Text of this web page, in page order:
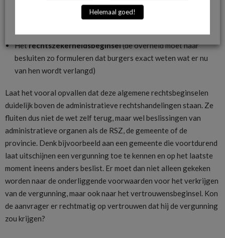
zorgvuldigheidsbeginsel(de overheid moet zorgvuldig
zijn bij het nemen van haar besluiten en daarbij onderzoek
verrichten naar alle feiten en belangen)
Hetrechtszekerheidsbeginsel(de overheid moet haar
besluiten zo formuleren dat burgers exact weten wat er nu
van hen wordt verlangd)
Laat het vooral opvallen dat deze algemene rechtsbeginselen
duidelijk boven de administratieve rechtshandelingen staan. Ze
fluiten dus niet de wet zelf terug, maar wel beslissingen van
administratieve organen als de RSZ, de gemeente of de
provincie. Denk bijvoorbeeld aan een gemeente die voortdurend
laat uitschijnen een vergunning toe te kennen en op het laatste
moment ineens anders beslist. Er moet dan niet alleen gekeken
worden naar de onderliggende voorwaarden voor het verkrijgen
van de vergunning, maar ook naar het vertrouwensbeginsel. Kon
de aanvrager er rechtmatig op vertrouwen dat hij de vergunning
zou krijgen?
Helemaal goed!